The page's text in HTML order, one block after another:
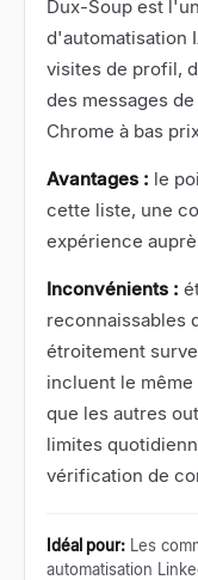
Dux-Soup est
d'automatisation
visites de profil,
des messages
Chrome à bas
Avantages : le
cette liste, une
expérience
Inconvénients :
reconnaissables
étroitement
incluent le
que les autres
limites
vérification de
Idéal pour: Les
automatisation